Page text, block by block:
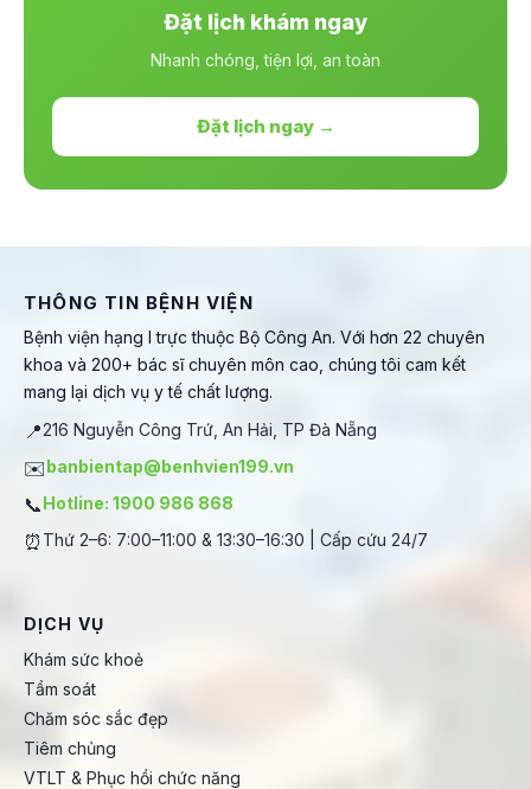
Đặt lịch khám ngay
Nhanh chóng, tiện lợi, an toàn
Đặt lịch ngay →
THÔNG TIN BỆNH VIỆN
Bệnh viện hạng I trực thuộc Bộ Công An. Với hơn 22 chuyên
khoa và 200+ bác sĩ chuyên môn cao, chúng tôi cam kết
mang lại dịch vụ y tế chất lượng.
📍216 Nguyễn Công Trứ, An Hải, TP Đà Nẵng
✉️banbientap@benhvien199.vn
📞Hotline: 1900 986 868
⏰ Thứ 2–6: 7:00–11:00 & 13:30–16:30 | Cấp cứu 24/7
DỊCH VỤ
Khám sức khoẻ
Tầm soát
Chăm sóc sắc đẹp
Tiêm chủng
VTLT & Phục hồi chức năng